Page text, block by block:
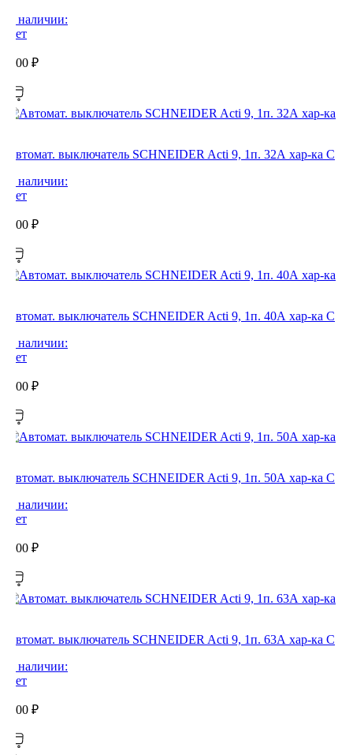
В наличии:
Нет
0,00 ₽
Автомат. выключатель SCHNEIDER Acti 9, 1п. 32А хар-ка С
В наличии:
Нет
0,00 ₽
Автомат. выключатель SCHNEIDER Acti 9, 1п. 40А хар-ка С
В наличии:
Нет
0,00 ₽
Автомат. выключатель SCHNEIDER Acti 9, 1п. 50А хар-ка С
В наличии:
Нет
0,00 ₽
Автомат. выключатель SCHNEIDER Acti 9, 1п. 63А хар-ка С
В наличии:
Нет
0,00 ₽